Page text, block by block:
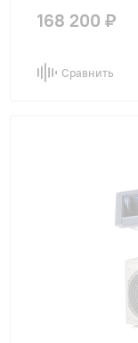
168 200 ₽
Сравнить